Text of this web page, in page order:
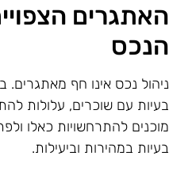
נכס אינו חף מאתגרים.
עם שוכרים, עלולות
להתרחשויות כאלו
במהירות וביעילות.